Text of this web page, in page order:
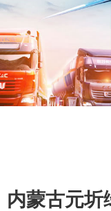
内蒙古元圻